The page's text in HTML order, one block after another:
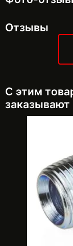
Отзывы
С этим
заказывают